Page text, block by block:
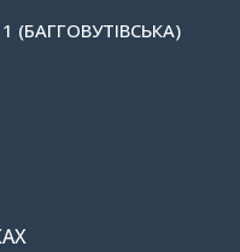
(БАГГОВУТІВСЬКА)